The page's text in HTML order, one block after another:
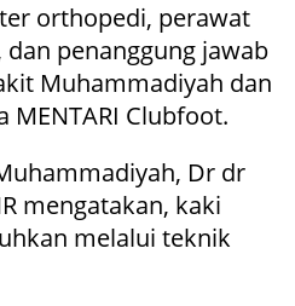
orthopedi, perawat
penanggung jawab
Muhammadiyah dan
MENTARI Clubfoot.
Dr dr
mengatakan, kaki
melalui teknik